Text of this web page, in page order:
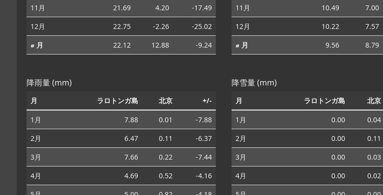
11月
21.69 4.20
-17.49
12月
22.75 -2.26
-25.02
⌀ 月
22.12 12.88 -9.24
11月
10.49 7.00
12月
10.22 7.57
⌀ 月
9.56 8.79
降雨量 (mm)
月 ラロトンガ島 北京 +/-
1月 7.88 0.01
-7.88
2月
6.47 0.11
-6.37
3月
7.66 0.22
-7.44
4月
4.69 0.52
-4.16
降雪量 (mm)
月 ラロトンガ島 北京
1月 0.00 0.04
2月
0.00 0.11
3月
0.00 0.03
4月
0.00 0.02